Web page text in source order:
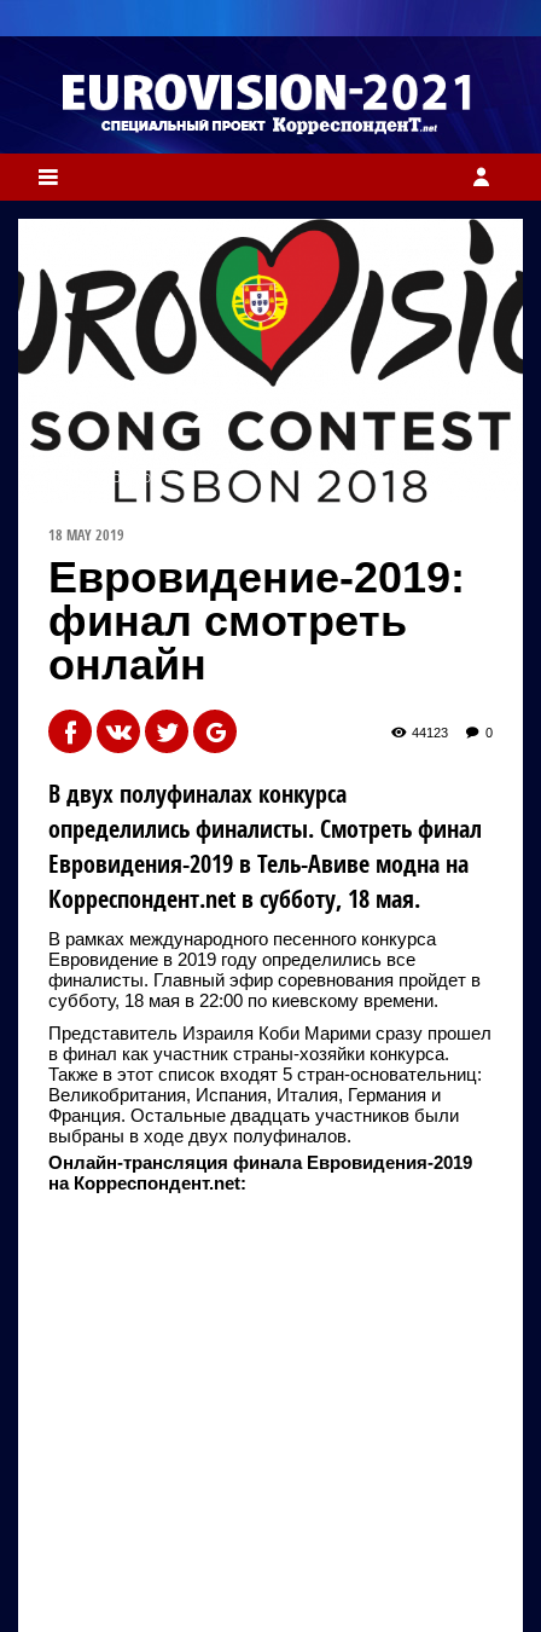
ФОТО: EUROVISION.TV
18 MAY 2019
Евровидение-2019:
финал смотреть
онлайн
44123 0
В двух полуфиналах конкурса
определились финалисты. Смотреть финал
Евровидения-2019 в Тель-Авиве модна на
Корреспондент.net в субботу, 18 мая.
В рамках международного песенного конкурса
Евровидение в 2019 году определились все
финалисты. Главный эфир соревнования пройдет в
субботу, 18 мая в 22:00 по киевскому времени.
Представитель Израиля Коби Марими сразу прошел
в финал как участник страны-хозяйки конкурса.
Также в этот список входят 5 стран-основательниц:
Великобритания, Испания, Италия, Германия и
Франция. Остальные двадцать участников были
выбраны в ходе двух полуфиналов.
Онлайн-трансляция финала Евровидения-2019
на Корреспондент.net: